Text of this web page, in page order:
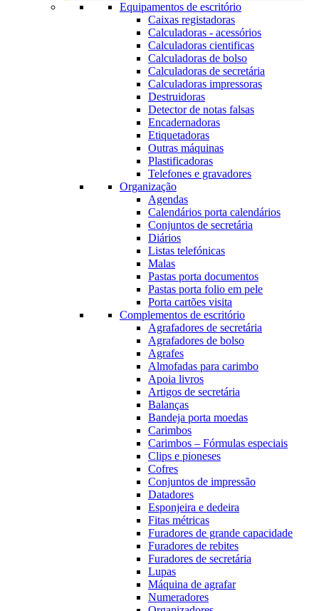
Equipamentos de escritório
Caixas registadoras
Calculadoras - acessórios
Calculadoras cientificas
Calculadoras de bolso
Calculadoras de secretária
Calculadoras impressoras
Destruidoras
Detector de notas falsas
Encadernadoras
Etiquetadoras
Outras máquinas
Plastificadoras
Telefones e gravadores
Organização
Agendas
Calendários porta calendários
Conjuntos de secretária
Diários
Listas telefónicas
Malas
Pastas porta documentos
Pastas porta folio em pele
Porta cartões visita
Complementos de escritório
Agrafadores de secretária
Agrafadores de bolso
Agrafes
Almofadas para carimbo
Apoia livros
Artigos de secretária
Balanças
Bandeja porta moedas
Carimbos
Carimbos – Fórmulas especiais
Clips e pioneses
Cofres
Conjuntos de impressão
Datadores
Esponjeira e dedeira
Fitas métricas
Furadores de grande capacidade
Furadores de rebites
Furadores de secretária
Lupas
Máquina de agrafar
Numeradores